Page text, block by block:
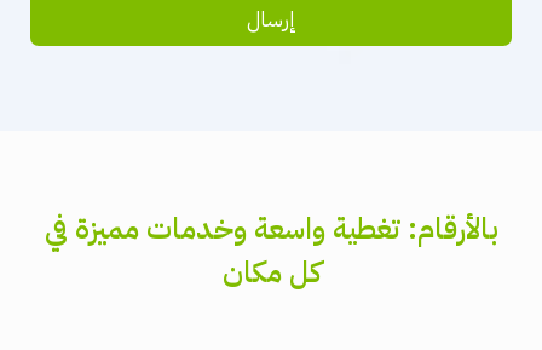
إرسال
بالأرقام: تغطية واسعة وخدمات مميزة في
كل مكان